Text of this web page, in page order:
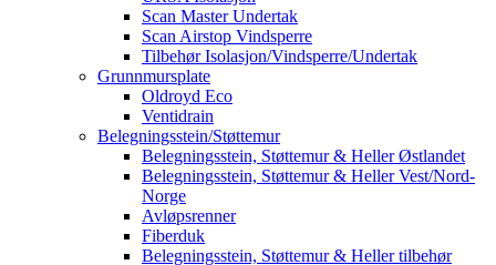
Scan Master Undertak
Scan Airstop Vindsperre
Tilbehør Isolasjon/Vindsperre/Undertak
Grunnmursplate
Oldroyd Eco
Ventidrain
Belegningsstein/Støttemur
Belegningsstein, Støttemur & Heller Østlandet
Belegningsstein, Støttemur & Heller Vest/Nord-
Norge
Avløpsrenner
Fiberduk
Belegningsstein, Støttemur & Heller tilbehør